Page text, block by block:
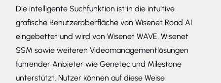
Die intelligente Suchfunktion ist in die intuitive
grafische Benutzeroberfläche von Wisenet Road AI
eingebettet und wird von Wisenet WAVE, Wisenet
SSM sowie weiteren Videomanagementlösungen
führender Anbieter wie Genetec und Milestone
unterstützt. Nutzer können auf diese Weise